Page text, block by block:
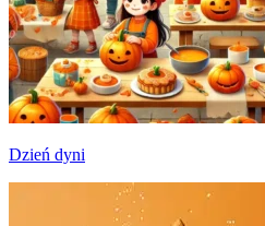
Dzień dyni